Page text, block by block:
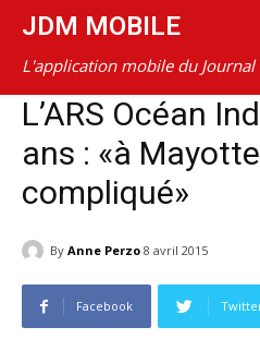
JDM MOBILE
L'application mobile du Journal
L’ARS Océan
ans : «à
compliqué»
By Anne Perzo 8 avril 2015
Facebook